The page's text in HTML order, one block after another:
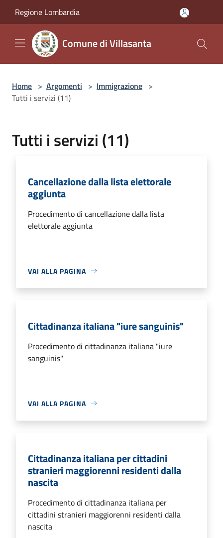
Regione Lombardia
Comune di Villasanta
Home > Argomenti > Immigrazione >
Tutti i servizi (11)
Tutti i servizi (11)
Cancellazione dalla lista elettorale
aggiunta
Procedimento di cancellazione dalla lista
elettorale aggiunta
VAI ALLA PAGINA
Cittadinanza italiana "iure sanguinis"
Procedimento di cittadinanza italiana "iure
sanguinis"
VAI ALLA PAGINA
Cittadinanza italiana per cittadini
stranieri maggiorenni residenti dalla
nascita
Procedimento di cittadinanza italiana per
cittadini stranieri maggiorenni residenti dalla
nascita